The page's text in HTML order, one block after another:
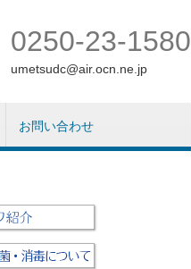
0250-23-1580
umetsudc@air.ocn.ne.jp
お問い合わせ